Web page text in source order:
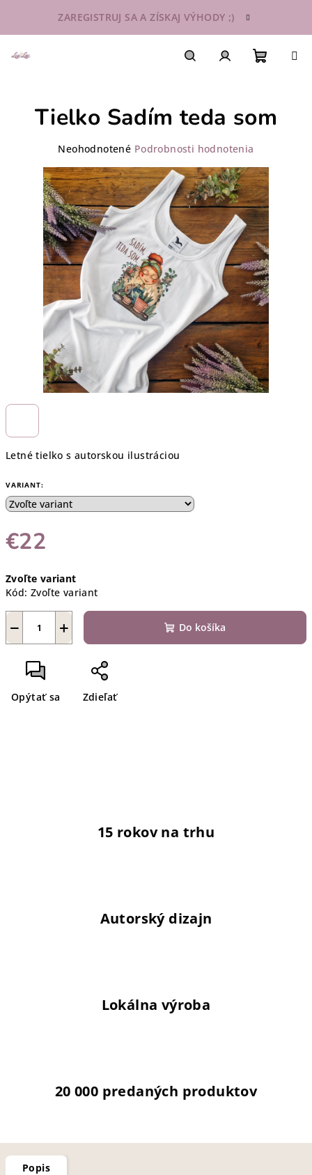
obsah
ZAREGISTRUJ SA A ZÍSKAJ VÝHODY ;)
košík
Letné tielko s autorskou ilustráciou
VARIANT:
€22
cena:
Zvoľte variant
Kód: Zvoľte variant
+
− Do košíka
Opýtať sa Zdieľať
Tielko Sadím teda som
Priemerné
produktu
je
0,0
z
5
hviezdičiek.
Neohodnotené Podrobnosti hodnotenia
15 rokov na trhu
Autorský dizajn
Lokálna výroba
20 000 predaných produktov
Popis